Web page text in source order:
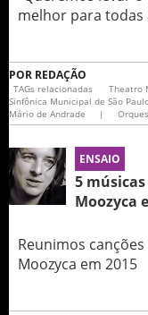
melhor para todas
POR REDAÇÃO
TAGs relacionadas Theatro
Sinfônica Municipal de São
Mário de Andrade
|
ENSAIO
5
Moozyca
Reunimos
Moozyca em 2015